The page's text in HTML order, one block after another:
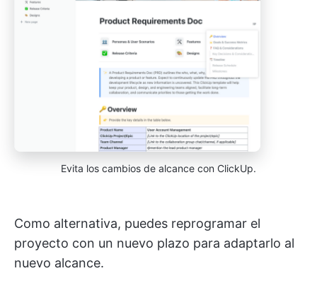
Evita los cambios de alcance con ClickUp.
Como alternativa, puedes reprogramar el
proyecto con un nuevo plazo para adaptarlo al
nuevo alcance.